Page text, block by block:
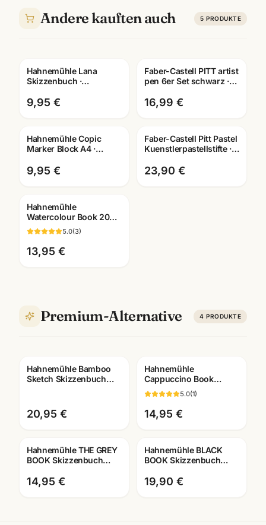
Andere kauften auch 5 PRODUKTE
Hahnemühle Lana
Skizzenbuch ·
Zeichenbuch für
Künstler
9,95 €
Faber-Castell PITT artist
pen 6er Set schwarz ·
dokumentenecht
16,99 €
Hahnemühle Copic
Marker Block A4 ·
10628580 · Mannheim
9,95 €
Faber-Castell Pitt Pastel
Kuenstlerpastellstifte ·
Mannheim
23,90 €
Hahnemühle
Watercolour Book 200g
· 60 Seiten · A4/A5/A6 ·
Aquarellbuch
Mannheim
5.0(3)
13,95 €
Premium-Alternative 4 PRODUKTE
Hahnemühle Bamboo
Sketch Skizzenbuch
20,95 €
Hahnemühle
Cappuccino Book
Skizzenbuch 120g
braun · A4/A5 ·
Künstlerbedarf
Mannheim
5.0(1)
14,95 €
Hahnemühle THE GREY
BOOK Skizzenbuch
Zeichenpapier
14,95 €
Hahnemühle BLACK
BOOK Skizzenbuch
Zeichenpapier ·
Künstlerbedarf Ma
19,90 €